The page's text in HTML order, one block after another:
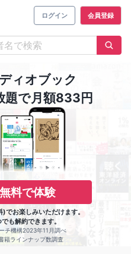
ログイン 会員登録
ィオブック
題で月額833円
料で体験
お楽しみいただけます。
も解約できます。
チ機構2023年11月調べ
籍ラインナップ数調査